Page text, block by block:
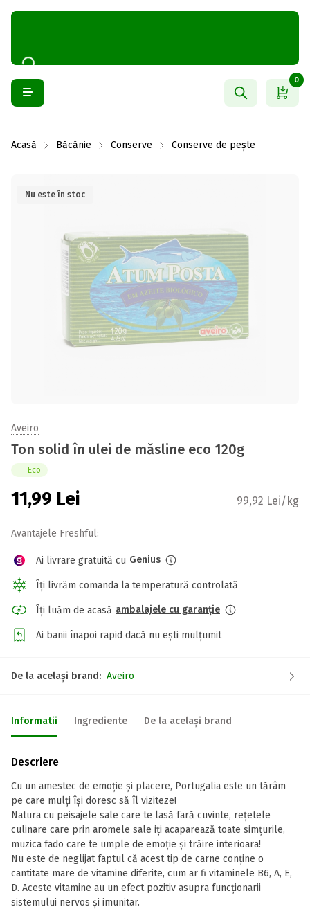
0
Acasă Băcănie Conserve Conserve de pește
Nu este în stoc
Aveiro
Ton solid în ulei de măsline eco 120g
Eco
11,99 Lei 99,92 Lei/kg
Avantajele Freshful:
Ai livrare gratuită cu Genius
Îți livrăm comanda la temperatură controlată
Îți luăm de acasă ambalajele cu garanție
Ai banii înapoi rapid dacă nu ești mulțumit
De la același brand: Aveiro
Informatii Ingrediente De la același brand
Descriere
Cu un amestec de emoție și placere, Portugalia este un tărâm
pe care mulți își doresc să îl viziteze!
Natura cu peisajele sale care te lasă fară cuvinte, rețetele
culinare care prin aromele sale iți acaparează toate simțurile,
muzica fado care te umple de emoție și trăire interioara!
Nu este de neglijat faptul că acest tip de carne conține o
cantitate mare de vitamine diferite, cum ar fi vitaminele B6, A, E,
D. Aceste vitamine au un efect pozitiv asupra funcționarii
sistemului nervos și imunitar.